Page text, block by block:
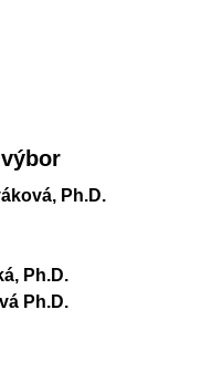
Ph.D.
Ph.D.
Ph.D.